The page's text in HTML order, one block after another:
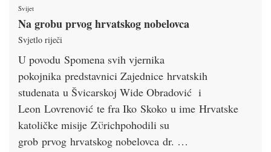
Svijet
Na grobu prvog hrvatskog nobelovca
Svjetlo riječi
U povodu Spomena svih vjernika
pokojnika predstavnici Zajednice hrvatskih
studenata u Švicarskoj Wide Obradović i
Leon Lovrenović te fra Iko Skoko u ime Hrvatske
katoličke misije Zϋrichpohodili su
grob prvog hrvatskog nobelovca dr. …